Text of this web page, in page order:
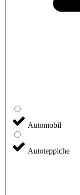
Automobil
Autoteppiche